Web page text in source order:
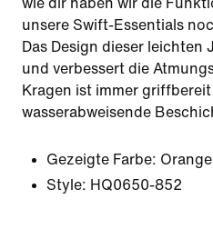
wie dir haben wir die
unsere Swift-Essentials
Das Design dieser leichten
und verbessert die
Kragen ist immer
wasserabweisende
Gezeigte Farbe:
Style: HQ0650-852